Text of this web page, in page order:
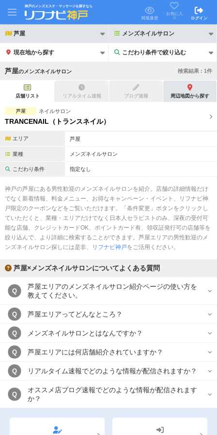
神戸のメンズエステ・マッサージを探すなら
閲覧履歴
お気に入
り
ログイン
芦屋 メンズネイルサロン
現在地から探す こだわり条件で絞り込む
こだわり条件で絞り込む
21時以降も受付
2名様歓迎 団体様歓迎
完全個室 半個室あり
ペアルームあり シャワー室完備
日本人スタッフのみ
スタッフ指名可
駅から徒歩5分以内
芦屋の メンズネイルサロン 検索結果 : 1件
店舗リスト リアルタイム速報 ブログ速報 周辺地図から探す
芦屋 ネイルサロン
TRANCENAIL（トランスネイル）
エリア 芦屋
業種 メンズネイルサロン
こだわり条件 指定なし
神戸の芦屋にある男性歓迎のメンズネイルサロンを紹介。店舗の詳細情報だけ
でなく新着情報、料金メニュー、お得なキャンペーン・イベント、リフナビ神
戸限定のクーポンなどをご覧いただけます。「条件変更」ボタンをクリックし
ていただくと、業種・エリアだけでなく日本人セラピストのみ、深夜の受付可
能な店舗、クレジットカードOK、ポイントカード有、領収証発行可の店舗等を
絞り込んで、より詳細に検索することができます。芦屋エリアの男性歓迎のメ
ンズネイルサロン探しには是非、
リフナビ神戸をご活用ください。
芦屋×メンズネイルサロンについてよくある質問
Q
芦屋エリアのメンズネイルサロン紹介ページの使い方を
教えてください。
Q 芦屋エリアってどんなところ？
Q メンズネイルサロンとはなんですか？
Q 芦屋エリアには何店舗紹介されていますか？
Q リアルタイム速報でどのような情報が配信されますか？
Q
オススメ店ブログ速報でどのような情報が配信されます
か？